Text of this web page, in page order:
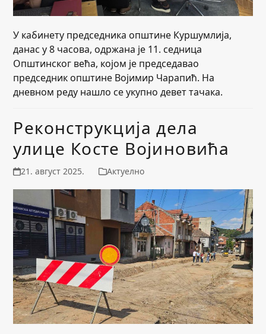
У кабинету председника општине Куршумлија,
данас у 8 часова, одржана је 11. седница
Општинског већа, којом је председавао
председник општине Војимир Чарапић. На
дневном реду нашло се укупно девет тачака.
Реконструкција дела
улице Косте Војиновића
21. август 2025. Актуелно